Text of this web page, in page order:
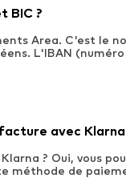
BIC ?
Area. C'est le
L'IBAN
avec Klarna
? Oui, vous
méthode de